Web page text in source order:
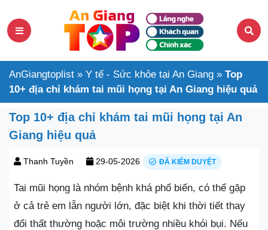
AnGiangtoplist » Y tế - Sức khỏe tại An Giang » Top
10+ địa chỉ khám tai mũi họng tại An Giang hiệu quả
Top 10+ địa chỉ khám tai mũi họng tại An
Giang hiệu quả
Thanh Tuyền 29-05-2026 ĐÃ KIỂM DUYỆT
Tai mũi họng là nhóm bệnh khá phổ biến, có thể gặp
ở cả trẻ em lẫn người lớn, đặc biệt khi thời tiết thay
đổi thất thường hoặc môi trường nhiều khói bụi. Nếu